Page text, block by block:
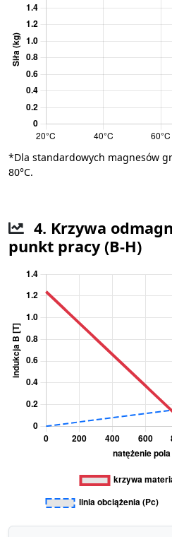
*Dla standardowych magnesów
80°C.
4. Krzywa
punkt pracy (B-H)